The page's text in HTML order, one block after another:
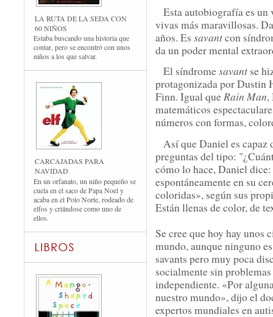
LA RUTA DE LA SEDA CON
60 NIÑOS
Estaba buscando una historia que
contar, pero se encontró con unos
niños a los que salvar.
CARCAJADAS PARA
NAVIDAD
En un orfanato, un niño pequeño se
cuela en el saco de Papa Noel y
acaba en el Polo Norte, rodeado de
elfos y criándose como uno de
ellos.
Esta autobiografía es
vivas más maravillosas.
años. Es savantcon
da un poder mental
El síndromesavant se
protagonizada por Dustin
Finn. Igual queRain Man,
matemáticos
números con formas,
Así que Daniel es capaz
preguntas del tipo:
cómo lo hace, Daniel
espontáneamente en su
coloridas», según sus
Están llenas de color, de
Se cree que hoy hay unos
mundo, aunque ninguno
savants pero muy poca
socialmente sin
independiente. «Por
nuestro mundo», dijo el
expertos mundiales en